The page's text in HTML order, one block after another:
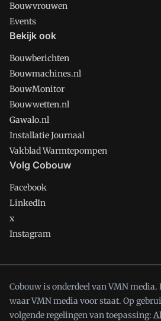
Bouwvrouwen
Events
Bekijk ook
Bouwberichten
Bouwmachines.nl
BouwMonitor
Bouwwetten.nl
Gawalo.nl
Installatie Journaal
Vakblad Warmtepompen
Volg Cobouw
Facebook
LinkedIn
x
Instagram
Cobouw is onderdeel van VMN media.
waar VMN media voor staat. Op
volgende regelingen van toepassing: